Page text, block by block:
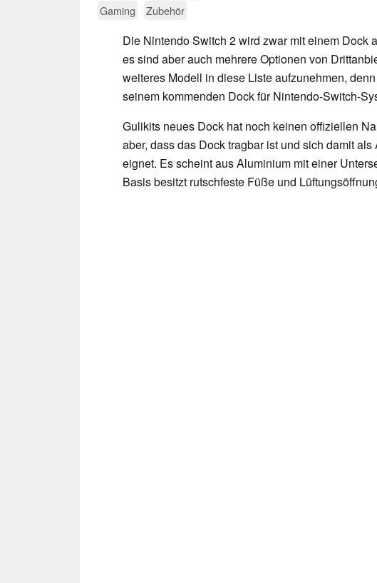
Gaming Zubehör
Die Nintendo Switch 2 wird zwar mit einem Dock
es sind aber auch mehrere Optionen von
weiteres Modell in diese Liste aufzunehmen,
seinem kommenden Dock für Nintendo-Switch-
Gulikits neues Dock hat noch keinen offiziellen
aber, dass das Dock tragbar ist und sich damit
eignet. Es scheint aus Aluminium mit einer
Basis besitzt rutschfeste Füße und